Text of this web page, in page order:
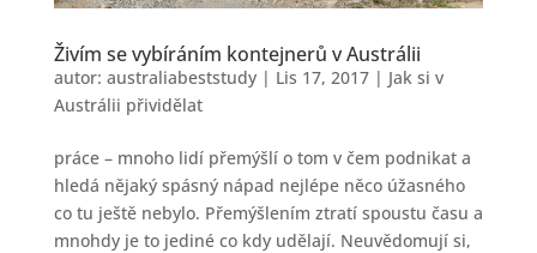
Živím se vybíráním kontejnerů v Austrálii
autor: australiabeststudy| Lis 17, 2017| Jak si v
Austrálii přividělat
práce – mnoho lidí přemýšlí o tom v čem podnikat a
hledá nějaký spásný nápad nejlépe něco úžasného
co tu ještě nebylo. Přemýšlením ztratí spoustu času a
mnohdy je to jediné co kdy udělají. Neuvědomují si,